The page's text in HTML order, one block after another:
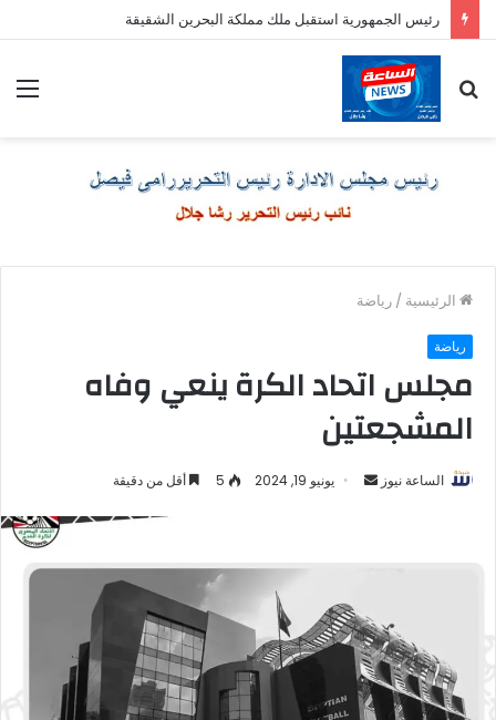
رئيس الجمهورية استقبل ملك مملكة البحرين الشقيقة
عن
الرئيسية / رياضة
رياضة
مجلس اتحاد الكرة ينعي وفاه
المشجعتين
الساعة نيوز
أرسل يونيو 19, 2024 5 أقل من دقيقة